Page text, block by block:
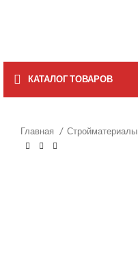
КАТАЛОГ ТОВАРОВ
Главная Стройматериалы